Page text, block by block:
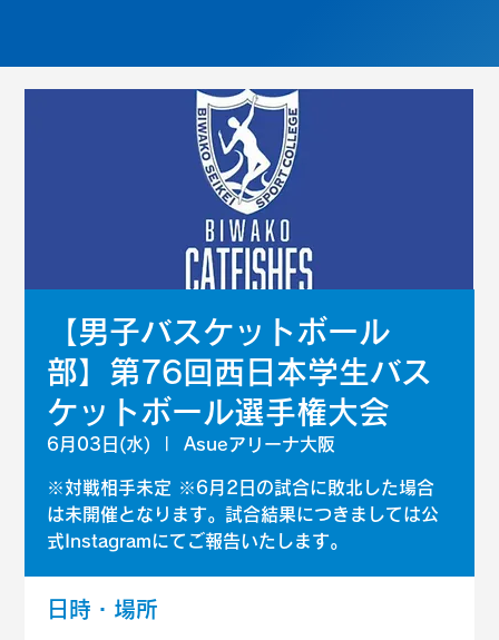
【男子バスケットボール
部】第76回西日本学生バス
ケットボール選手権大会
6月03日(水)
  |
Asueアリーナ大阪
※対戦相手未定 ※6月2日の試合に敗北した場合
は未開催となります。試合結果につきましては公
式Instagramにてご報告いたします。
日時・場所